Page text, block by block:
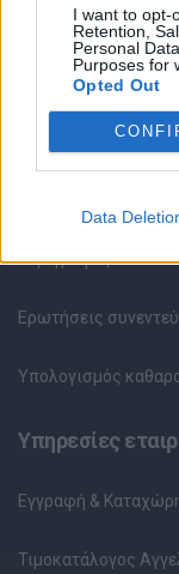
I want to opt-
Retention,
Personal
Purposes for
Opted Out
Data
Υπηρεσίες
Καταχώρηση Online
Συμβουλές Καριέρας
Περιγραφές Θέσεων
Ερωτήσεις
Υπολογισμός
Υπηρεσίες
Εγγραφή &
Τιμοκατάλογος